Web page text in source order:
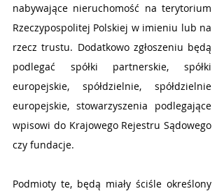
nabywające nieruchomość na terytorium
Rzeczypospolitej Polskiej w imieniu lub na
rzecz trustu. Dodatkowo zgłoszeniu będą
podlegać spółki partnerskie, spółki
europejskie, spółdzielnie, spółdzielnie
europejskie, stowarzyszenia podlegające
wpisowi do Krajowego Rejestru Sądowego
czy fundacje.
Podmioty te, będą miały ściśle określony